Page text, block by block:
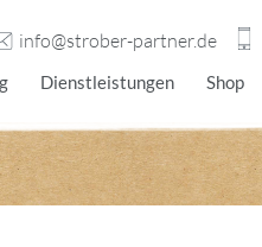
info@strober-partner.de
Dienstleistungen Shop